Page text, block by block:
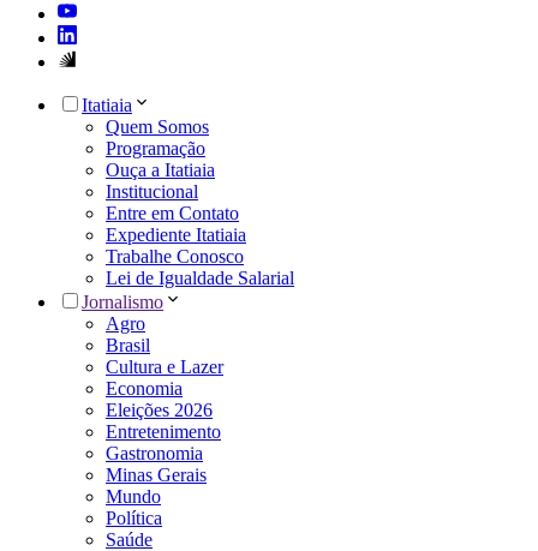
Itatiaia
Quem Somos
Programação
Ouça a Itatiaia
Institucional
Entre em Contato
Expediente Itatiaia
Trabalhe Conosco
Lei de Igualdade Salarial
Jornalismo
Agro
Brasil
Cultura e Lazer
Economia
Eleições 2026
Entretenimento
Gastronomia
Minas Gerais
Mundo
Política
Saúde